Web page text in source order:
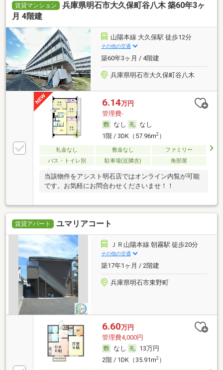
賃貸マンション
兵庫県明石市大久保町谷八木 築60年3ヶ
月 4階建
山陽本線 大久保駅 徒歩12分
その他の交通
築60年3ヶ月 / 4階建
兵庫県明石市大久保町谷八木
6.14万円
管理費-
なし
なし
1階 / 3DK（57.96m2）
礼金なし 敷金なし
ファミリー
バス・トイレ別
駐車場(近隣含) 角部屋
当該物件をアシスト明石店ではオンライン内覧が可能
です。お気軽にお問合わせくださいませ！！
賃貸アパート ユマリアコート
ＪＲ山陽本線 朝霧駅 徒歩20分
その他の交通
築17年1ヶ月 / 2階建
兵庫県明石市東野町
6.60万円
管理費4,000円
なし
13万円
2階 / 1DK（35.91m2）